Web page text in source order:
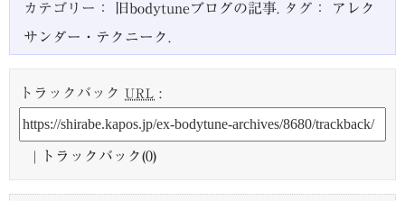
カテゴリー： 旧bodytuneブログの記事 . タグ：
アレク
サンダー・テクニーク
トラックバック URL :
| トラックバック(0)